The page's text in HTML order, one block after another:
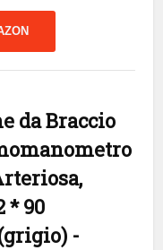
da Braccio
* 90
-